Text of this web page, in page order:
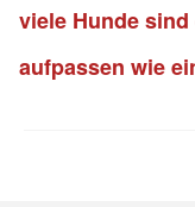
viele Hunde sind
aufpassen wie